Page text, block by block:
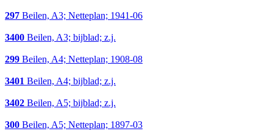
297 Beilen, A3; Netteplan; 1941-06
3400 Beilen, A3; bijblad; z.j.
299 Beilen, A4; Netteplan; 1908-08
3401 Beilen, A4; bijblad; z.j.
3402 Beilen, A5; bijblad; z.j.
300 Beilen, A5; Netteplan; 1897-03